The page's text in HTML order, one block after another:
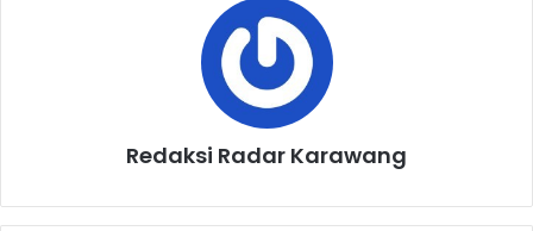
Redaksi Radar Karawang